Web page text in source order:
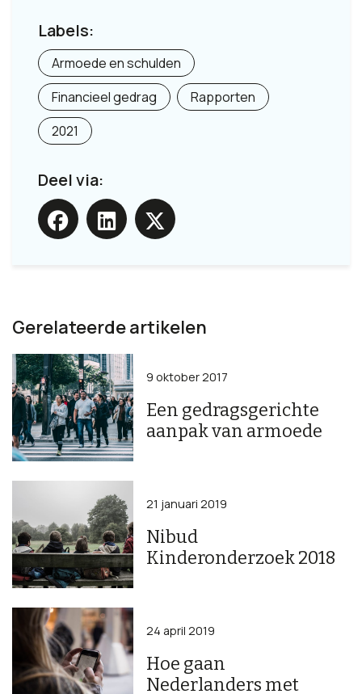
Labels:
Armoede en schulden
Financieel gedrag
Rapporten
2021
Deel via:
Gerelateerde artikelen
Een gedragsgerichte
aanpak van armoede
9 oktober 2017
Nibud
Kinderonderzoek 2018
21 januari 2019
Hoe gaan
Nederlanders met
24 april 2019